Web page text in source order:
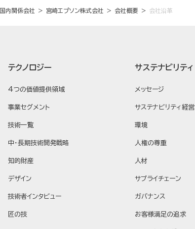
国内関係会社 宮崎エプソン株式会社 会社概要 会社沿革
テクノロジー
4つの価値提供領域
事業セグメント
技術一覧
中・長期技術開発戦略
知的財産
デザイン
技術者インタビュー
匠の技
サステナビリティ
メッセージ
サステナビリティ経営
環境
人権の尊重
人材
サプライチェーン
ガバナンス
お客様満足の追求